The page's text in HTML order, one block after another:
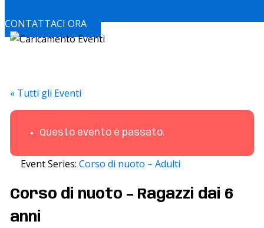
CONTATTACI ORA
« Tutti gli Eventi
Questo evento è passato.
Event Series: Corso di nuoto – Adulti
Corso di nuoto – Ragazzi dai 6
anni